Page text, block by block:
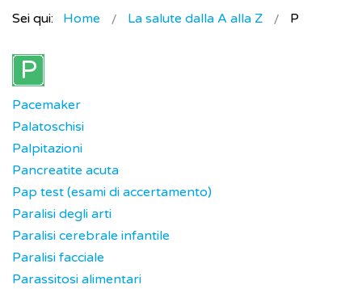
Sei qui: Home La salute dalla A alla Z P
Pacemaker
Palatoschisi
Palpitazioni
Pancreatite acuta
Pap test (esami di accertamento)
Paralisi degli arti
Paralisi cerebrale infantile
Paralisi facciale
Parassitosi alimentari